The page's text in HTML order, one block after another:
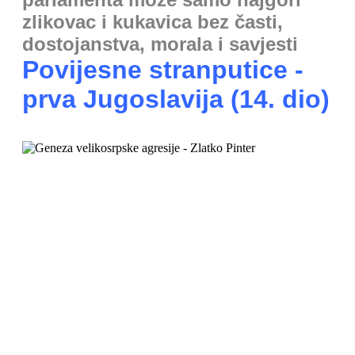
zlikovac i kukavica bez časti,
dostojanstva, morala i savjesti
Povijesne stranputice -
prva Jugoslavija (14. dio)